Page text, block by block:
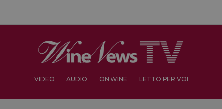
VIDEO AUDIO ON WINE LETTO PER VOI